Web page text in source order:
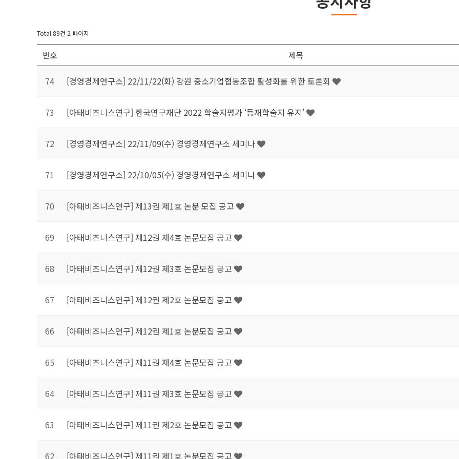
Total 89건 2 페이지
번호 제목
74 [경영경제연구소] 22/11/22(화) 강원 중소기업협동조합 활성화를 위한 토론회
73 [아태비즈니스연구] 한국연구재단 2022 학술지평가 ‘등재학술지 유지’
72 [경영경제연구소] 22/11/09(수) 경영경제연구소 세미나
71 [경영경제연구소] 22/10/05(수) 경영경제연구소 세미나
70 [아태비즈니스연구] 제13권 제1호 논문 모집 공고
69 [아태비즈니스연구] 제12권 제4호 논문모집 공고
68 [아태비즈니스연구] 제12권 제3호 논문모집 공고
67 [아태비즈니스연구] 제12권 제2호 논문모집 공고
66 [아태비즈니스연구] 제12권 제1호 논문모집 공고
65 [아태비즈니스연구] 제11권 제4호 논문모집 공고
64 [아태비즈니스연구] 제11권 제3호 논문모집 공고
63 [아태비즈니스연구] 제11권 제2호 논문모집 공고
62 [아태비즈니스연구] 제11권 제1호 논문모집 공고